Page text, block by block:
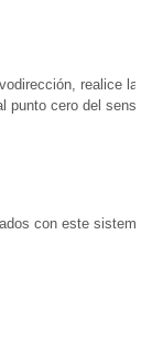
realice la
punto cero del sensor
con este sistema